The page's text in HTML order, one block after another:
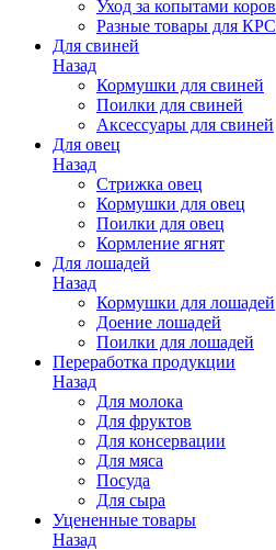
Уход за копытами коров
Разные товары для КРС
Для свиней
Назад
Кормушки для свиней
Поилки для свиней
Аксессуары для свиней
Для овец
Назад
Стрижка овец
Кормушки для овец
Поилки для овец
Кормление ягнят
Для лошадей
Назад
Кормушки для лошадей
Доение лошадей
Поилки для лошадей
Переработка продукции
Назад
Для молока
Для фруктов
Для консервации
Для мяса
Посуда
Для сыра
Уцененные товары
Назад